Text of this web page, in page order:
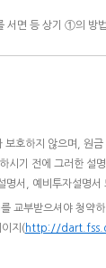
면 등 상기 ①의 방
호하지 않으며, 원
시기 전에 그러한 설
서, 예비투자설명서
교부받으셔야 청약하
지( http://